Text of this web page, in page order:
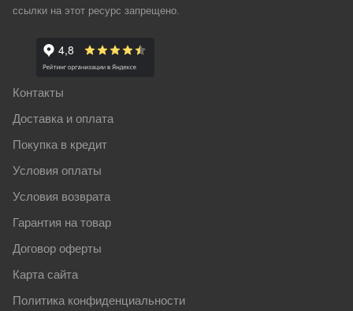
ссылки на этот ресурс запрещено.
Контакты
Доставка и оплата
Покупка в кредит
Условия оплаты
Условия возврата
Гарантия на товар
Договор оферты
Карта сайта
Политика конфиденциальности